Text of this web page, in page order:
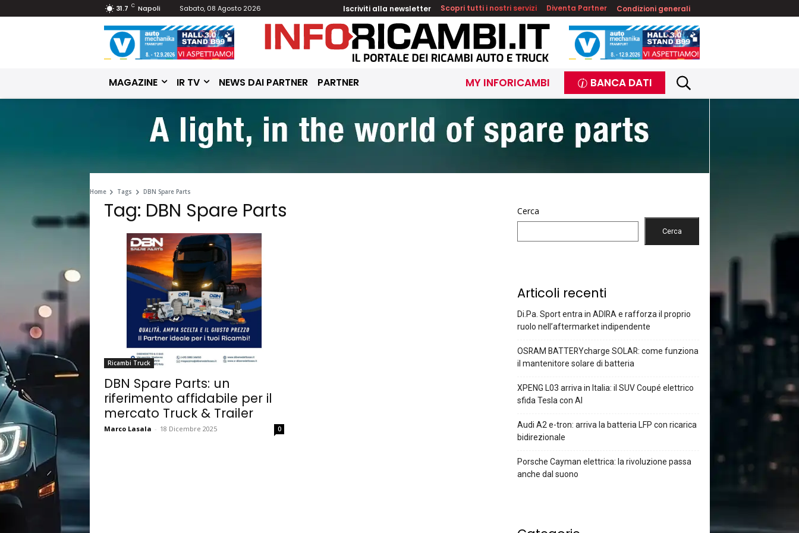
31.7 C Napoli Sabato, 08 Agosto 2026 Iscriviti alla newsletter Scopri tutti i nostri servizi Diventa Partner Condizioni generali
MAGAZINE IR TV NEWS DAI PARTNER PARTNER MY INFORICAMBI BANCA DATI
Home Tags DBN Spare Parts
Tag: DBN Spare Parts
Ricambi Truck
DBN Spare Parts: un
riferimento affidabile per il
mercato Truck & Trailer
Marco Lasala - 18 Dicembre 2025 0
Cerca
Cerca
Articoli recenti
Di.Pa. Sport entra in ADIRA e rafforza il proprio
ruolo nell’aftermarket indipendente
OSRAM BATTERYcharge SOLAR: come funziona
il mantenitore solare di batteria
XPENG L03 arriva in Italia: il SUV Coupé elettrico
sfida Tesla con AI
Audi A2 e-tron: arriva la batteria LFP con ricarica
bidirezionale
Porsche Cayman elettrica: la rivoluzione passa
anche dal suono